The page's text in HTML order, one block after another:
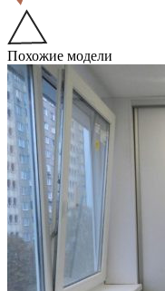
Похожие модели